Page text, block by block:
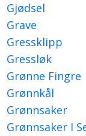
Gjødsel
Grave
Gressklipp
Gressløk
Grønne Fingre
Grønnkål
Grønnsaker
Grønnsaker I